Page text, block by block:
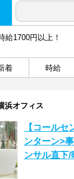
給1700円以上！
着 時給
オフィス
【コールセ
ンターン>
ンサル直下/